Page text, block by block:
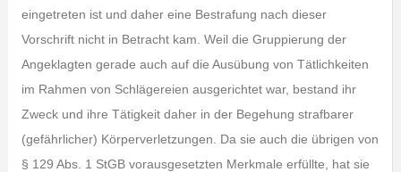
eingetreten ist und daher eine Bestrafung nach dieser
Vorschrift nicht in Betracht kam. Weil die Gruppierung der
Angeklagten gerade auch auf die Ausübung von Tätlichkeiten
im Rahmen von Schlägereien ausgerichtet war, bestand ihr
Zweck und ihre Tätigkeit daher in der Begehung strafbarer
(gefährlicher) Körperverletzungen. Da sie auch die übrigen von
§ 129 Abs. 1 StGB vorausgesetzten Merkmale erfüllte, hat sie